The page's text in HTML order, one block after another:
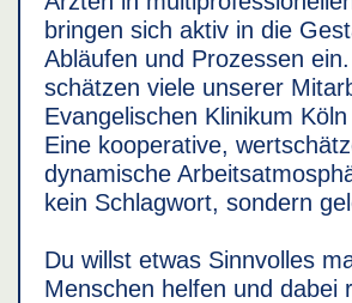
bringen sich aktiv in die
Abläufen und Prozessen
schätzen viele unserer
Evangelischen Klinikum
Eine kooperative,
dynamische
kein Schlagwort, sondern
Du willst etwas Sinnvolles
Menschen helfen und dabei